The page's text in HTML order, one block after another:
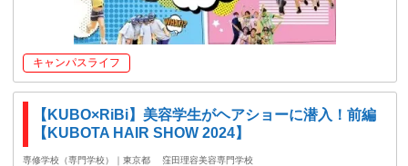
キャンパスライフ
【KUBO×RiBi】美容学生がヘアショーに潜入！前編
【KUBOTA HAIR SHOW 2024】
専修学校（専門学校）｜東京都 窪田理容美容専門学校